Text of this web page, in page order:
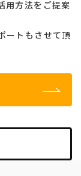
用方法をご提案
ートもさせて頂